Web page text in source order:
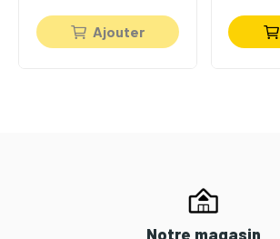
Ajouter
Notre magasin